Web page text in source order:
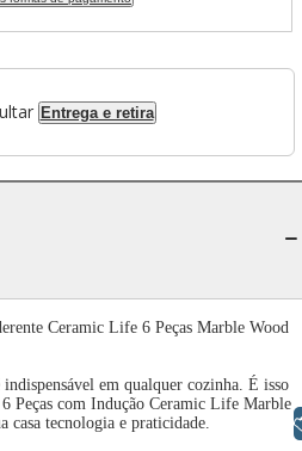
Entrega e retira
Ceramic Life 6 Peças Marble Wood
em qualquer cozinha. É isso
6 Peças com Indução Ceramic Life Marble
casa tecnologia e praticidade.Libras